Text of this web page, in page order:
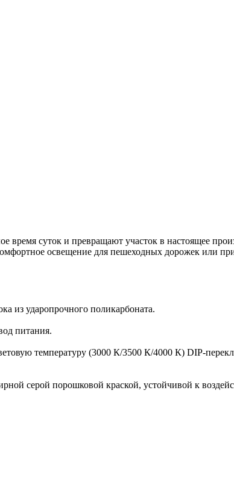
суток и превращают участок в настоящее
освещение для пешеходных дорожек или
из ударопрочного поликарбоната.
питания.
температуру (3000 К/3500 К/4000 К) DIP-
серой порошковой краской, устойчивой к